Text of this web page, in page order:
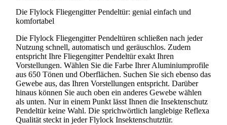
Die Flylock Fliegengitter Pendeltür: genial einfach und
komfortabel
Die Flylock Fliegengitter Pendeltüren schließen nach jeder
Nutzung schnell, automatisch und geräuschlos. Zudem
entspricht Ihre Fliegengitter Pendeltür exakt Ihren
Vorstellungen. Wählen Sie die Farbe Ihrer Aluminiumprofile
aus 650 Tönen und Oberflächen. Suchen Sie sich ebenso das
Gewebe aus, das Ihren Vorstellungen entspricht. Darüber
hinaus können Sie auch oben ein anderes Gewebe wählen
als unten. Nur in einem Punkt lässt Ihnen die Insektenschutz
Pendeltür keine Wahl. Die sprichwörtlich langlebige Reflexa
Qualität steckt in jeder Flylock Insektenschutztür.